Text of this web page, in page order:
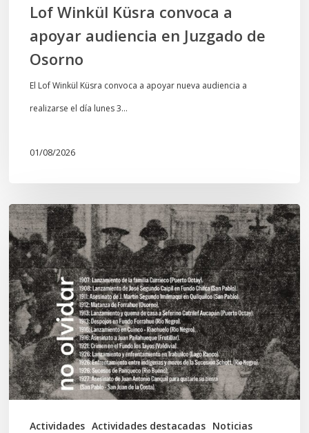
Lof Winkül Küsra convoca a
apoyar audiencia en Juzgado de
Osorno
El Lof Winkül Küsra convoca a apoyar nueva audiencia a
realizarse el día lunes 3…
01/08/2026
Actividades Actividades destacadas Noticias
Chawrakawin:
Palimpsesto
explora
a
través
del
arte
las
tensiones
documentales